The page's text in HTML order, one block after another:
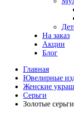
На заказ
Акции
Блог
Главная
Ювелирные
Женские
Серьги
Золотые